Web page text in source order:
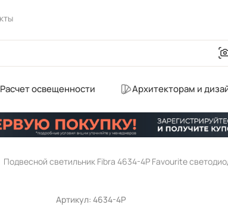
Расчет освещенности Архитекторам и
Подвесной светильник Fibra 4634-4P Favourite
Артикул: 4634-4P